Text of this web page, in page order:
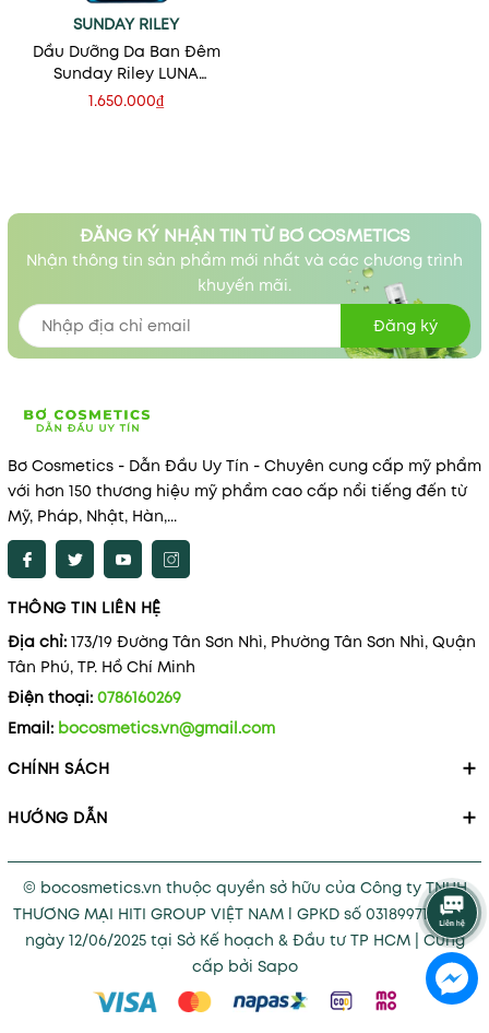
SUNDAY RILEY
Dầu Dưỡng Da Ban Đêm
Sunday Riley LUNA
Sleeping Night Oil
1.650.000₫
ĐĂNG KÝ NHẬN TIN TỪ BƠ COSMETICS
Nhận thông tin sản phẩm mới nhất và các chương trình
khuyến mãi.
Đăng ký
Bơ Cosmetics - Dẫn Đầu Uy Tín - Chuyên cung cấp mỹ phẩm
với hơn 150 thương hiệu mỹ phẩm cao cấp nổi tiếng đến từ
Mỹ, Pháp, Nhật, Hàn,...
THÔNG TIN LIÊN HỆ
Địa chỉ: 173/19 Đường Tân Sơn Nhì, Phường Tân Sơn Nhì, Quận
Tân Phú, TP. Hồ Chí Minh
Điện thoại: 0786160269
Email: bocosmetics.vn@gmail.com
CHÍNH SÁCH
HƯỚNG DẪN
© bocosmetics.vn thuộc quyền sở hữu của Công ty TNHH
THƯƠNG MẠI HITI GROUP VIỆT NAM l GPKD số 0318997121 cấp
ngày 12/06/2025 tại Sở Kế hoạch & Đầu tư TP HCM Cung
cấp bởi Sapo